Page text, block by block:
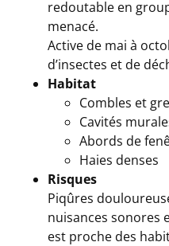
redoutable en
menacé.
Active de mai à
d’insectes et de
Habitat
Combles et
Cavités
Abords de
Haies denses
Risques
Piqûres
nuisances sonores
est proche des